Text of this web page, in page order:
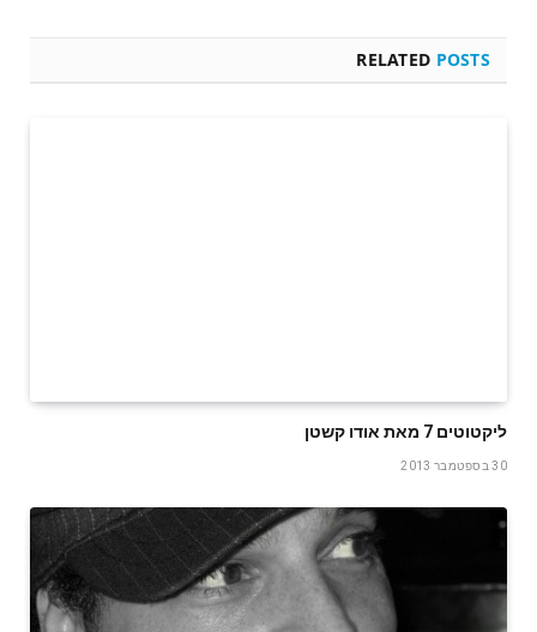
RELATED POSTS
ליקטוטים 7 מאת אודו קשטן
30 בספטמבר 2013